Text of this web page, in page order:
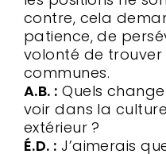
contre, cela
patience, de
volonté de trouver
communes.
A.B. : Quels
voir dans la
extérieur ?
É.D. : J’aimerais